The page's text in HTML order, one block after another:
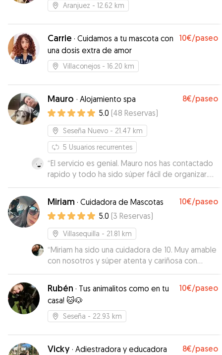
Aranjuez - 12.62 km
Carrie · Cuidamos a tu mascota con
una dosis extra de amor
10€/paseo
Villaconejos - 16.20 km
Mauro · Alojamiento spa 8€/paseo
5.0 (48 Reservas)
Seseña Nuevo - 21.47 km
5 Usuarios recurrentes
“El servicio es genial. Mauro nos has contactado
rapido y todo ha sido súper fácil de organizar.
Mauro ha sido increíble con Sebastián y
Sebastián tenía ganas a volver a la casa de
Mauro y su familia. Hemos estado muy nerviosos
dejando Sebastián, ha sido la primera vez que ha
quedado con un cuidador y la verdad enseguida
Sebastián ha cogido confianza con Mauro.
Puedo recomendar Mauro 100% y aunque tu
perro es tan pequeño como nuestro Sebastián.
Muchas gracias Mauro, sin duda volvería con
Mauro.
Miriam · Cuidadora de Mascotas 10€/paseo
5.0 (3 Reservas)
Villasequilla - 21.81 km
“Miriam ha sido una cuidadora de 10. Muy amable
con nosotros y súper atenta y cariñosa con
nuestro perrete todo el tiempo, que además se
lo pasó en grande iugando y paseando. Nos
envió un montón de fotos, y tanto ella como sus
animales nos han hecho sentir muy tranquilos.
Repetiremos seguro :)
Rubén · Tus animalitos como en tu
casa! 🐱🐶
10€/paseo
Seseña - 22.93 km
Vicky · Adiestradora y educadora
8€/paseo